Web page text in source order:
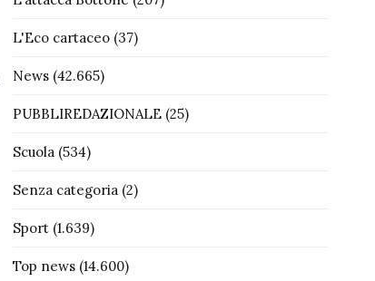
L'Eco cartaceo(37)
News(42.665)
PUBBLIREDAZIONALE(25)
Scuola(534)
Senza categoria(2)
Sport(1.639)
Top news(14.600)